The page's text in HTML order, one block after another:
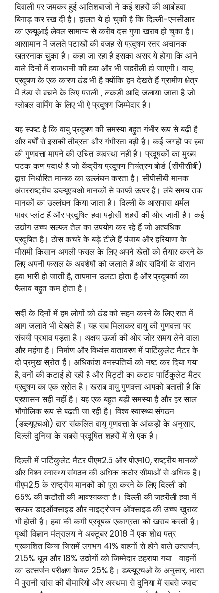
दिवाली पर जमकर हुई आतिशबाजी ने कई शहरों की आबोहवा
बिगाड़ कर रख दी है। हालत ये हो चुकी है कि दिल्ली-एनसीआर
का एक्यूआई लेवल सामान्य से करीब दस गुणा खराब हो चुका है।
आसामान में जलते पटाखों की वजह से प्रदूषण स्तर अचानक
खतरनाक चुका है। कहा जा रहा है इसका असर ये होगा कि आने
वाले दिनों में राजधानी की हवा और भी जहरीली हो जाएगी। वायू
प्रदूषण के एक कारण ठंड भी है क्योंकि हम देखते हैं ग्रामीण क्षेत्र
में ठंडा से बचने के लिए पराली , लकड़ी आदि जलाया जाता है जो
ग्लोबल वार्मिंग के लिए भी ऐ प्रदूषण जिम्मेदार है।
यह स्पष्ट है कि वायु प्रदूषण की समस्या बहुत गंभीर रूप से बढ़ी है
और वर्षों से इसकी तीव्रता और गंभीरता बढ़ी है। कई जगहों पर हवा
की गुणवत्ता मापने की उचित व्यवस्था नहीं है। प्रदूषकों का मुख्य
घटक कण पदार्थ है जो केंद्रीय प्रदूषण नियंत्रण बोर्ड (सीपीसीबी)
द्वारा निर्धारित मानक का उल्लंघन करता है। सीपीसीबी मानक
अंतरराष्ट्रीय डब्ल्यूएचओ मानकों से काफी ऊपर हैं। लंबे समय तक
मानकों का उल्लंघन किया जाता है। दिल्ली के आसपास थर्मल
पावर प्लांट हैं और प्रदूषित हवा पड़ोसी शहरों की ओर जाती है। कई
उद्योग उच्च सल्फर तेल का उपयोग कर रहे हैं जो अत्यधिक
प्रदूषित है। ठोस कचरे के बड़े टीले हैं पंजाब और हरियाणा के
मौसमी किसान अगली फसल के लिए अपने खेतों को तैयार करने के
लिए अपनी फसल के अवशेषों को जलाते हैं और सर्दियों के दौरान
हवा भारी हो जाती है, तापमान उलटा होता है और प्रदूषकों का
फैलाव बहुत कम होता है।
सर्दी के दिनों में हम लोगों को ठंड को सहन करने के लिए रात में
आग जलाते भी देखते हैं। यह सब मिलाकर वायु की गुणवत्ता पर
संचयी प्रभाव पड़ता है। अक्षय ऊर्जा की ओर जोर समय लेने वाला
और महंगा है। निर्माण और विध्वंस वातावरण में पार्टिकुलेट मैटर के
दो प्रमुख स्रोत हैं। अधिकांश वनस्पतियों को नष्ट कर दिया गया
है, वनों की कटाई हो रही है और मिट्टी का कटाव पार्टिकुलेट मैटर
प्रदूषण का एक स्रोत है। खराब वायु गुणवत्ता आपको बताती है कि
प्रशासन सही नहीं है। यह एक बहुत बड़ी समस्या है और हर साल
भौगोलिक रूप से बढ़ती जा रही है। विश्व स्वास्थ्य संगठन
(डब्ल्यूएचओ) द्वारा संकलित वायु गुणवत्ता के आंकड़ों के अनुसार,
दिल्ली दुनिया के सबसे प्रदूषित शहरों में से एक है।
दिल्ली में पार्टिकुलेट मैटर पीएम2.5 और पीएम10, राष्ट्रीय मानकों
और विश्व स्वास्थ्य संगठन की अधिक कठोर सीमाओं से अधिक है।
पीएम2.5 के राष्ट्रीय मानकों को पूरा करने के लिए दिल्ली को
65% की कटौती की आवश्यकता है। दिल्ली की जहरीली हवा में
सल्फर डाइऑक्साइड और नाइट्रोजन ऑक्साइड की उच्च खुराक
भी होती है। हवा की कमी प्रदूषक एकाग्रता को खराब करती है।
पृथ्वी विज्ञान मंत्रालय ने अक्टूबर 2018 में एक शोध पत्र
प्रकाशित किया जिसमें लगभग 41% वाहनों से होने वाले उत्सर्जन,
21.5% धूल और 18% उद्योगों को जिम्मेदार ठहराया गया। वाहनों
का उत्सर्जन परीक्षण केवल 25% है। डब्ल्यूएचओ के अनुसार, भारत
में पुरानी सांस की बीमारियों और अस्थमा से दुनिया में सबसे ज्यादा